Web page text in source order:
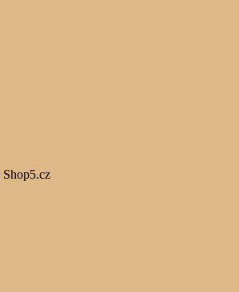
Shop5.cz